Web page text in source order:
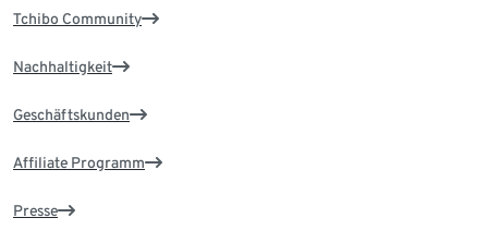
Tchibo Community
Nachhaltigkeit
Geschäftskunden
Affiliate Programm
Presse